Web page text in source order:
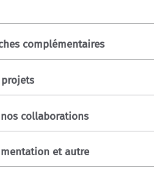
complémentaires
collaborations
et autre